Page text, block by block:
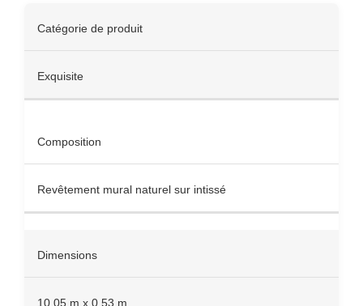
Catégorie de produit
Exquisite
Composition
Revêtement mural naturel sur intissé
Dimensions
10,05 m x 0,53 m